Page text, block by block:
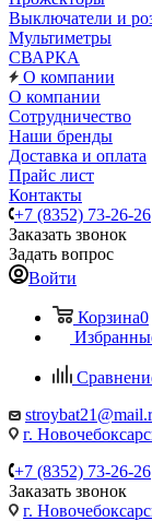
Выключатели и
Мультиметры
СВАРКА
О компании
О компании
Сотрудничество
Наши бренды
Доставка и оплата
Прайс лист
Контакты
+7 (8352) 73-26-26
Заказать звонок
Задать вопрос
Войти
Корзина0
г.
+7 (8352) 73-26-26
Заказать звонок
г.